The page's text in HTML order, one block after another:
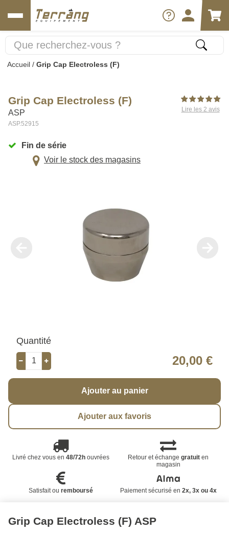
Accueil / Grip Cap Electroless (F)
Grip Cap Electroless (F)
ASP
ASP.52915
Lire les 2 avis
Fin de série
Voir le stock des magasins
Quantité
20,00 €
Ajouter au panier
Ajouter aux favoris
Livré chez vous en 48/72houvrées Retour et échangegratuit en
magasin
Satisfait ou remboursé Paiement sécurisé en 2x, 3x ou 4x
Grip Cap Electroless (F) ASP